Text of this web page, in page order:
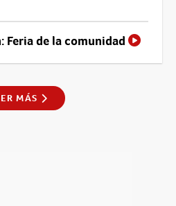
Feria de la comunidad
MÁS